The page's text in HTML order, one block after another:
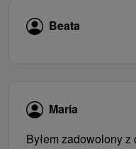
Beata
Maria
Byłem zadowolony